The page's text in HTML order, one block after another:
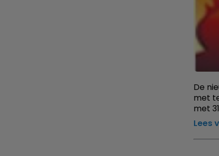
De
met
met
Lees